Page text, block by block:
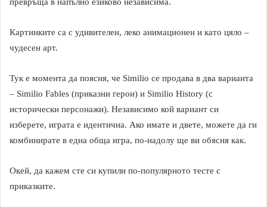
Картинките са с удивителен, леко анимационен и като цяло –
чудесен арт.
Тук е момента да поясня, че Similio се продава в два варианта
– Similio Fables (приказни герои) и Similio History (с
исторически персонажи). Независимо кой вариант си
изберете, играта е идентична. Ако имате и двете, можете да ги
комбинирате в една обща игра, по-надолу ще ви обясня как.
Окей, да кажем сте си купили по-популярното тесте с
приказките.